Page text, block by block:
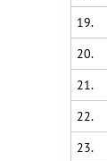
19.
20.
21.
22.
23.